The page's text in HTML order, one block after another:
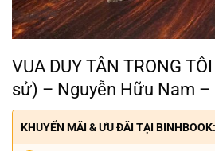
VUA DUY TÂN TRONG
sử) – Nguyễn Hữu Nam
KHUYẾN MÃI & ƯU ĐÃI TẠI BINHBOOK: